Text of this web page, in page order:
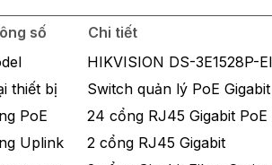
số
Chi tiết
HIKVISION DS-3E1528P-
thiết bị
Switch quản lý PoE Gigabit
PoE
24 cổng RJ45 Gigabit PoE
Uplink
2 cổng RJ45 Gigabit